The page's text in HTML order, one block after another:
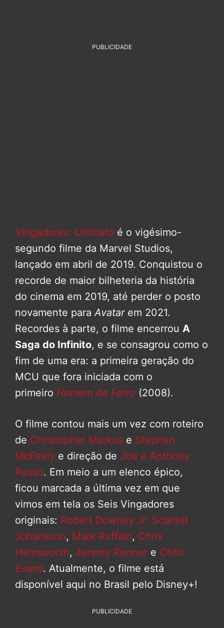
PUBLICIDADE
Vingadores: Ultimato é o vigésimo-
segundo filme da Marvel Studios,
lançado em abril de 2019. Conquistou o
recorde de maior bilheteria da história
do cinema em 2019, até perder o posto
novamente para Avatarem 2021.
Recordes à parte, o filme encerrou A
Saga do Infinito, e se consagrou como o
fim de uma era: a primeira geração do
MCU que fora iniciada com o
primeiro Homem de Ferro (2008).
O filme contou mais um vez com roteiro
de Christopher Markus e Stephen
McFeely e direção de Joe e Anthony
Russo. Em meio a um elenco épico,
ficou marcada a última vez em que
vimos em tela os Seis Vingadores
originais: Robert Downey Jr; Scarlett
Johansson, Mark Ruffalo, Chris
Hemsworth, Jeremy Renner e Chris
Evans. Atualmente, o filme está
disponível aqui no Brasil pelo Disney+!
PUBLICIDADE